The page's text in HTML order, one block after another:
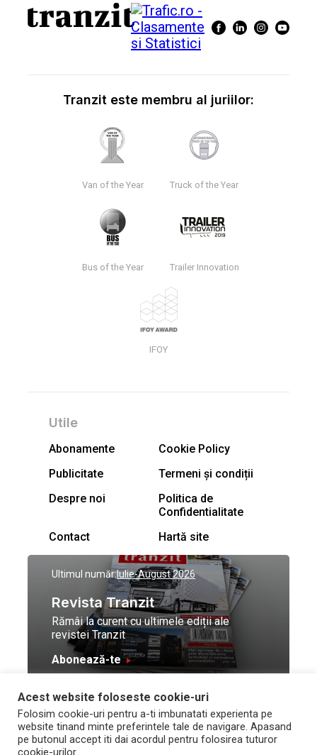
Tranzit este membru al juriilor:
Van of the Year Truck of the Year
Bus of the Year Trailer Innovation
IFOY
Utile
Abonamente
Cookie Policy
Publicitate
Termeni și condiții
Despre noi
Politica de
Confidentialitate
Contact
Hartă site
Ultimul număr:Iulie-August 2026
Revista Tranzit
Rămâi la curent cu ultimele ediții ale
revistei Tranzit
Abonează-te
© Toate drepturile
rezervate Trafic Media
2026
Design by
and development byNeo
Vision Technologies
Acest website foloseste cookie-uri
Folosim cookie-uri pentru a-ti imbunatati experienta pe
website tinand minte preferintele tale de navigare. Apasand
pe butonul accept iti dai acordul pentru folosirea tuturor
cookie-urilor.